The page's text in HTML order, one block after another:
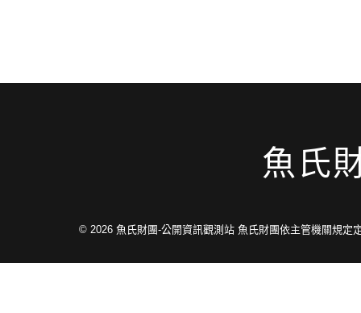
魚氏
© 2026 魚氏財團-公開資訊觀測站 魚氏財團依主管機關規定